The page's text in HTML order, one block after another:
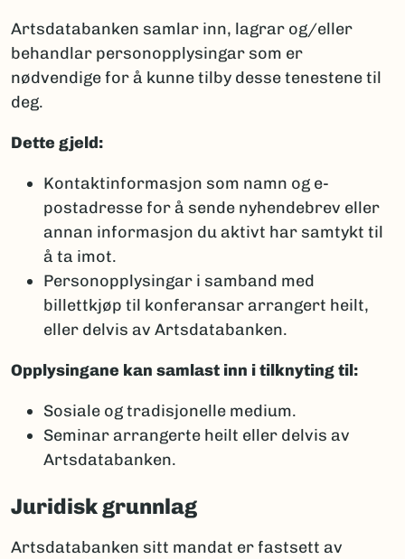
Artsdatabanken samlar inn, lagrar og/eller
behandlar personopplysingar som er
nødvendige for å kunne tilby desse tenestene til
deg.
Dette gjeld:
Kontaktinformasjon som namn og e-
postadresse for å sende nyhendebrev eller
annan informasjon du aktivt har samtykt til
å ta imot.
Personopplysingar i samband med
billettkjøp til konferansar arrangert heilt,
eller delvis av Artsdatabanken.​
Opplysingane kan samlast inn i tilknyting til:
Sosiale og tradisjonelle medium.
Seminar arrangerte heilt eller delvis av
Artsdatabanken.
Juridisk grunnlag
Artsdatabanken sitt mandat er fastsett av